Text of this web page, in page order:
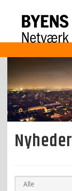
Nyheder